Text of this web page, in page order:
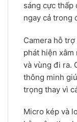
sáng cực thấp
ngay cả trong
Camera hỗ
phát hiện xâm
và vùng đi ra.
thông minh
trọng thay vì
Micro kép và